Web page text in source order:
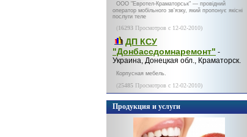
ООО "Евротел-Краматорськ" — провідний
оператор мобільного зв'язку, який пропонує якісні
послуги теле
(16293 Просмотров с 12-02-2010)
ДП КСУ
"Донбассдомнаремонт" -
Украина, Донецкая обл., Краматорск.
Корпусная мебель.
(25485 Просмотров с 12-02-2010)
Продукция и услуги